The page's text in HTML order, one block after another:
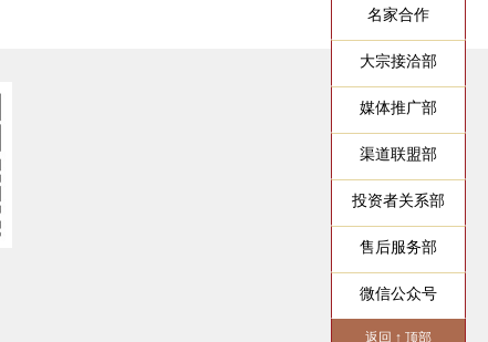
名家合作
大宗接洽部
媒体推广部
渠道联盟部
投资者关系部
售后服务部
微信公众号
返回 ↑ 顶部